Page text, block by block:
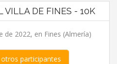
VILLA DE FINES - 10K
de 2022, en Fines (Almería)
participantes